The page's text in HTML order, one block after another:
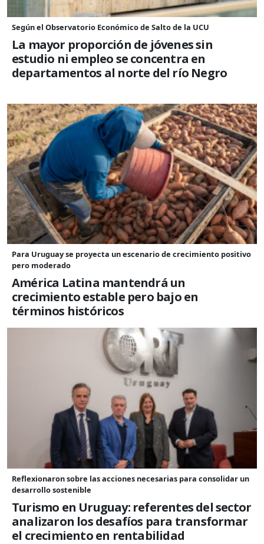
Según el Observatorio Económico de Salto de la UCU
La mayor proporción de jóvenes sin
estudio ni empleo se concentra en
departamentos al norte del río Negro
Para Uruguay se proyecta un escenario de crecimiento positivo
pero moderado
América Latina mantendrá un
crecimiento estable pero bajo en
términos históricos
Reflexionaron sobre las acciones necesarias para consolidar un
desarrollo sostenible
Turismo en Uruguay: referentes del sector
analizaron los desafíos para transformar
el crecimiento en rentabilidad